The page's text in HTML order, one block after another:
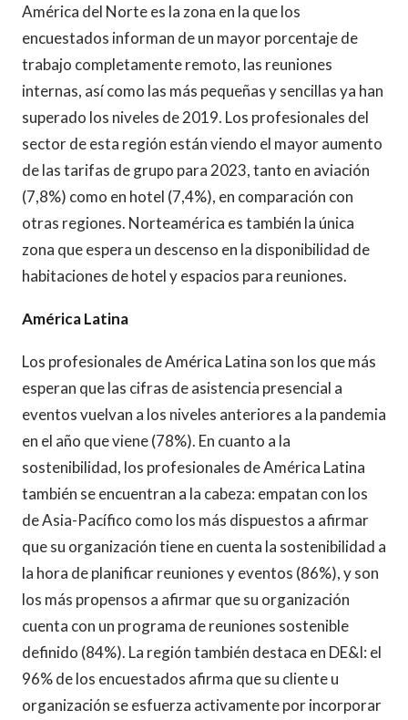
América del Norte es la zona en la que los
encuestados informan de un mayor porcentaje de
trabajo completamente remoto, las reuniones
internas, así como las más pequeñas y sencillas ya han
superado los niveles de 2019. Los profesionales del
sector de esta región están viendo el mayor aumento
de las tarifas de grupo para 2023, tanto en aviación
(7,8%) como en hotel (7,4%), en comparación con
otras regiones. Norteamérica es también la única
zona que espera un descenso en la disponibilidad de
habitaciones de hotel y espacios para reuniones.
América Latina
Los profesionales de América Latina son los que más
esperan que las cifras de asistencia presencial a
eventos vuelvan a los niveles anteriores a la pandemia
en el año que viene (78%). En cuanto a la
sostenibilidad, los profesionales de América Latina
también se encuentran a la cabeza: empatan con los
de Asia-Pacífico como los más dispuestos a afirmar
que su organización tiene en cuenta la sostenibilidad a
la hora de planificar reuniones y eventos (86%), y son
los más propensos a afirmar que su organización
cuenta con un programa de reuniones sostenible
definido (84%). La región también destaca en DE&I: el
96% de los encuestados afirma que su cliente u
organización se esfuerza activamente por incorporar